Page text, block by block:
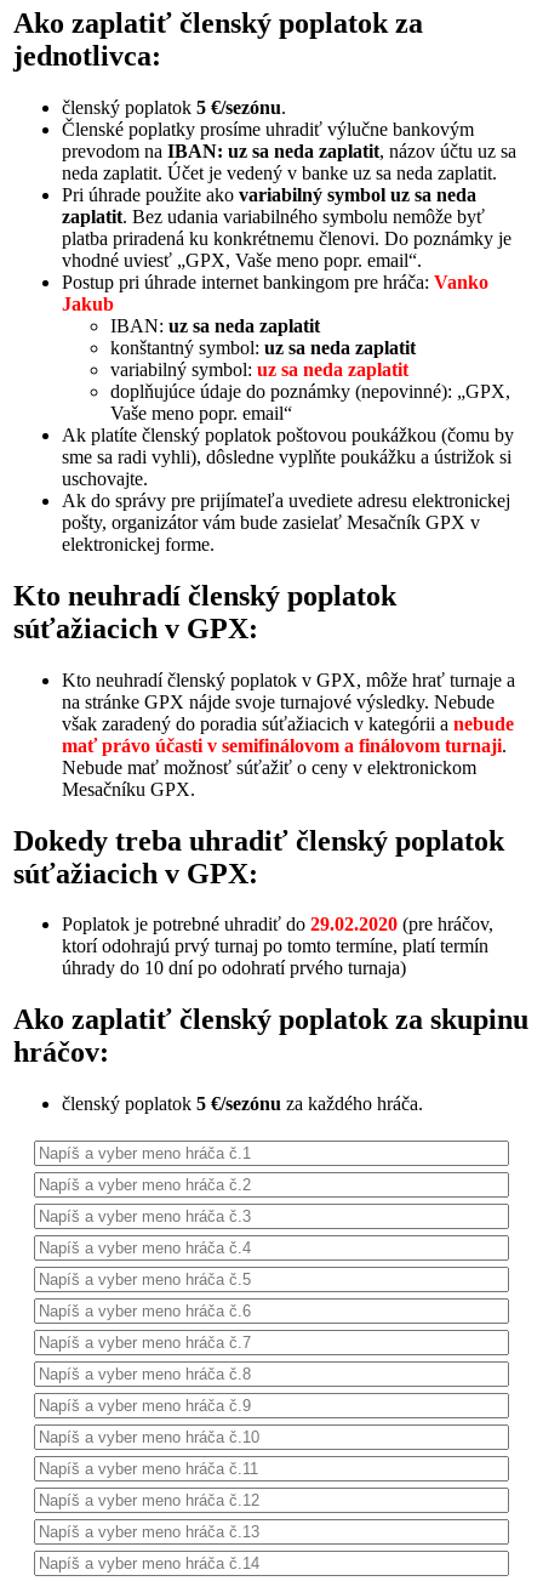
Ako zaplatiť členský poplatok za
jednotlivca:
členský poplatok 5 €/sezónu.
Členské poplatky prosíme uhradiť výlučne bankovým
prevodom na IBAN: uz sa neda zaplatit, názov účtu uz sa
neda zaplatit. Účet je vedený v banke uz sa neda zaplatit.
Pri úhrade použite ako variabilný symbol uz sa neda
zaplatit. Bez udania variabilného symbolu nemôže byť
platba priradená ku konkrétnemu členovi. Do poznámky je
vhodné uviesť „GPX, Vaše meno popr. email“.
Postup pri úhrade internet bankingom pre hráča: Vanko
Jakub
IBAN: uz sa neda zaplatit
konštantný symbol: uz sa neda zaplatit
variabilný symbol: uz sa neda zaplatit
doplňujúce údaje do poznámky (nepovinné): „GPX,
Vaše meno popr. email“
Ak platíte členský poplatok poštovou poukážkou (čomu by
sme sa radi vyhli), dôsledne vyplňte poukážku a ústrižok si
uschovajte.
Ak do správy pre prijímateľa uvediete adresu elektronickej
pošty, organizátor vám bude zasielať Mesačník GPX v
elektronickej forme.
Kto neuhradí členský poplatok
súťažiacich v GPX:
Kto neuhradí členský poplatok v GPX, môže hrať turnaje a
na stránke GPX nájde svoje turnajové výsledky. Nebude
však zaradený do poradia súťažiacich v kategórii a nebude
mať právo účasti v semifinálovom a finálovom turnaji.
Nebude mať možnosť súťažiť o ceny v elektronickom
Mesačníku GPX.
Dokedy treba uhradiť členský poplatok
súťažiacich v GPX:
Poplatok je potrebné uhradiť do 29.02.2020 (pre hráčov,
ktorí odohrajú prvý turnaj po tomto termíne, platí termín
úhrady do 10 dní po odohratí prvého turnaja)
Ako zaplatiť členský poplatok za skupinu
hráčov:
členský poplatok 5 €/sezónu za každého hráča.